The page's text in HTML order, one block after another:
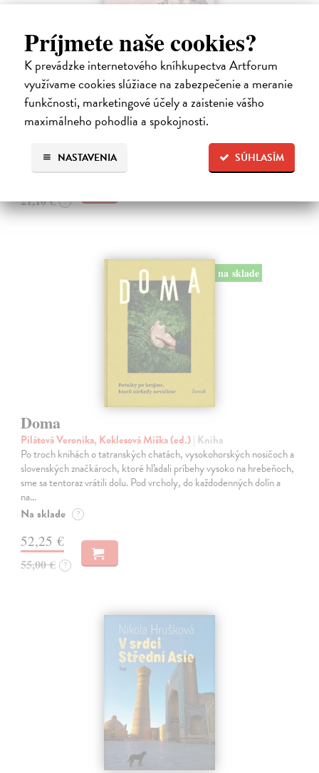
Príjmete naše cookies?
K prevádzke internetového kníhkupectva Artforum
využívame cookies slúžiace na zabezpečenie a meranie
funkčnosti, marketingové účely a zaistenie vášho
maximálneho pohodlia a spokojnosti.
SÚHLASÍM
NASTAVENIA
Obušky a chačapuri
Karlíková Eva
| Kniha
Kniha přináší svědectví o společenské, politické a kulturní situaci
Gruzie v přelomovém období 2024–2025, kdy se mladá demokracie
s proevropským směřováním proměnila ve stát ovládaný jednou
stranou. Autorka,…
Na sklade
18,99 €
21,10 € ?
na sklade
Doma
Pilátová Veronika, Koklesová Miška (ed.)| Kniha
Po troch knihách o tatranských chatách, vysokohorských nosičoch a
slovenských značkároch, ktoré hľadali príbehy vysoko na hrebeňoch,
sme sa tentoraz vrátili dolu. Pod vrcholy, do každodenných dolín a
na…
Na sklade ?
52,25 €
55,00 € ?